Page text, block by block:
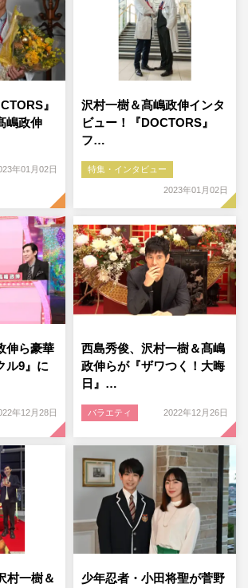
』
嶋政伸
年01月02日
沢村一樹＆髙嶋政伸インタ
ビュー！『DOCTORS』
フ…
特集・インタビュー
2023年01月02日
伸ら豪華
ル9』に
年12月28日
西島秀俊、沢村一樹＆髙嶋
政伸らが『ザワつく！大晦
日』…
バラエティ 2022年12月26日
村一樹＆
少年忍者・小田将聖が菅野